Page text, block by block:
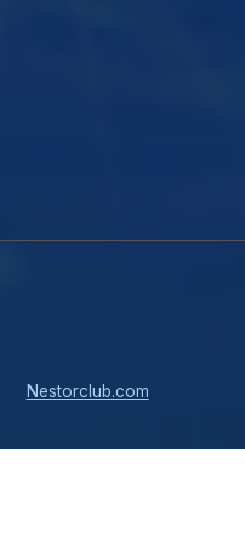
Nestorclub.com